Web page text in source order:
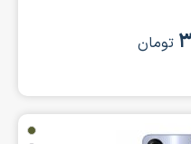
تومان